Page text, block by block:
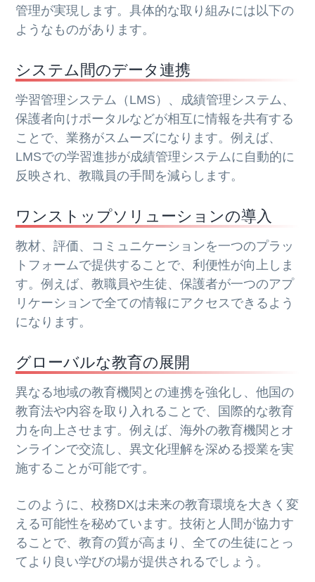
管理が実現します。具体的な取り組みには以下の
ようなものがあります。
システム間のデータ連携
学習管理システム（LMS）、成績管理システム、
保護者向けポータルなどが相互に情報を共有する
ことで、業務がスムーズになります。例えば、
LMSでの学習進捗が成績管理システムに自動的に
反映され、教職員の手間を減らします。
ワンストップソリューションの導入
教材、評価、コミュニケーションを一つのプラッ
トフォームで提供することで、利便性が向上しま
す。例えば、教職員や生徒、保護者が一つのアプ
リケーションで全ての情報にアクセスできるよう
になります。
グローバルな教育の展開
異なる地域の教育機関との連携を強化し、他国の
教育法や内容を取り入れることで、国際的な教育
力を向上させます。例えば、海外の教育機関とオ
ンラインで交流し、異文化理解を深める授業を実
施することが可能です。
このように、校務DXは未来の教育環境を大きく変
える可能性を秘めています。技術と人間が協力す
ることで、教育の質が高まり、全ての生徒にとっ
てより良い学びの場が提供されるでしょう。